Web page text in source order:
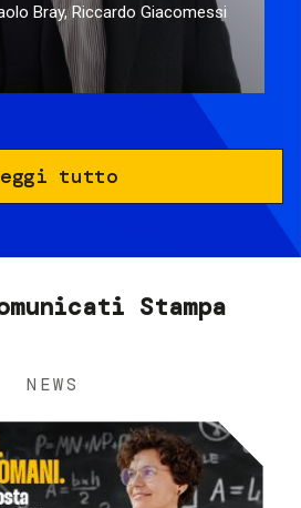
Bray, Riccardo Giacomessi
tutto
Stampa
NEWS